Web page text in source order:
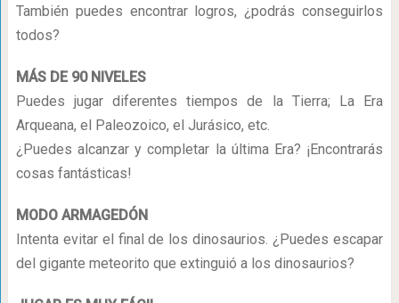
También puedes encontrar logros, ¿podrás conseguirlos
todos?
MÁS DE 90 NIVELES
Puedes jugar diferentes tiempos de la Tierra; La Era
Arqueana, el Paleozoico, el Jurásico, etc.
¿Puedes alcanzar y completar la última Era? ¡Encontrarás
cosas fantásticas!
MODO ARMAGEDÓN
Intenta evitar el final de los dinosaurios. ¿Puedes escapar
del gigante meteorito que extinguió a los dinosaurios?